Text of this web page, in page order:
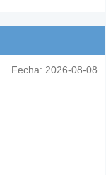
Fecha: 2026-08-08